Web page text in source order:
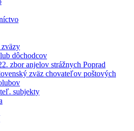
dôchodcov
zbor anjelov strážnych Poprad
zväz chovateľov poštových
subjekty